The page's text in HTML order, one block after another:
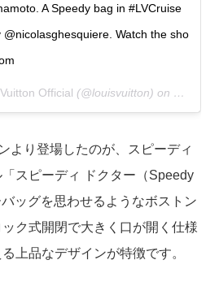
A Speedy bag in #LVCruise
Watch the sho
Official (@louisvuitton) on May 14,
より登場したのが、スピーディ
スピーディ ドクター（Speedy
ッグを思わせるようなボストン
ク式開閉で大きく口が開く仕様
上品なデザインが特徴です。